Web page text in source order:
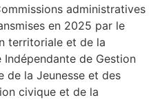
administratives
en 2025 par le
territoriale et de la
Indépendante de Gestion
de la Jeunesse et des
civique et de la